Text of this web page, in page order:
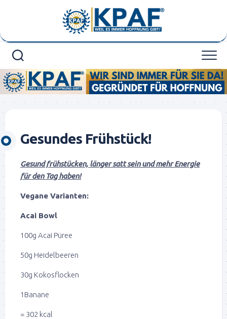
Gesundes Frühstück!
Gesund frühstücken, länger satt sein und mehr Energie
für den Tag haben!
Vegane Varianten:
Acai Bowl
100g Acai Püree
50g Heidelbeeren
30g Kokosflocken
1Banane
= 302 kcal